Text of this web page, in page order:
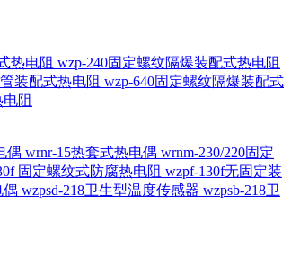
热电阻 wzp-240固定螺纹隔爆装配式热电阻
装配式热电阻 wzp-640固定螺纹隔爆装配式
阻
偶 wrnr-15热套式热电偶 wrnm-230/220固定
固定螺纹式防腐热电阻 wzpf-130f无固定装
偶 wzpsd-218卫生型温度传感器 wzpsb-218卫